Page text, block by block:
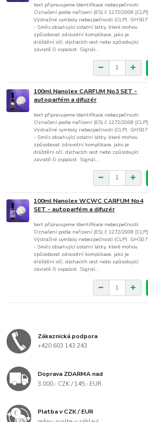
text připravujeme Identifikace nebezpečnosti
Označení podle nařízení (ES) č.1272/2008 [CLP]
Výstražné symboly nebezpečnosti (CLP): GHS07
- Směs obsahující ostatní látky, které mohou
způsobovat zdravotní komplikace, jako je
dráždění očí, dýchacích cest nebo způsobující
závratě či ospalost. Signál...
100ml Nanolex CARFUM No3 SET -
autoparfém a difuzér
text připravujeme Identifikace nebezpečnosti
Označení podle nařízení (ES) č.1272/2008 [CLP]
Výstražné symboly nebezpečnosti (CLP): GHS07
- Směs obsahující ostatní látky, které mohou
způsobovat zdravotní komplikace, jako je
dráždění očí, dýchacích cest nebo způsobující
závratě či ospalost. Signál...
100ml Nanolex WCWC CARFUM No4
SET - autoparfém a difuzér
text připravujeme Identifikace nebezpečnosti
Označení podle nařízení (ES) č.1272/2008 [CLP]
Výstražné symboly nebezpečnosti (CLP): GHS07
- Směs obsahující ostatní látky, které mohou
způsobovat zdravotní komplikace, jako je
dráždění očí, dýchacích cest nebo způsobující
závratě či ospalost. Signál...
Zákaznická podpora
+420 603 143 243
Doprava ZDARMA nad
3.000,- CZK / 145,- EUR
Platba v CZK / EUR